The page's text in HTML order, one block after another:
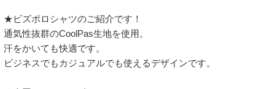
★ビズポロシャツのご紹介です！
通気性抜群のCoolPas生地を使用。
汗をかいても快適です。
ビジネスでもカジュアルでも使えるデザインです。